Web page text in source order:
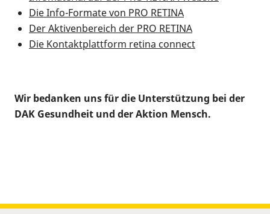
Die Info-Formate von PRO RETINA
Der Aktivenbereich der PRO RETINA
Die Kontaktplattform retina connect
Wir bedanken uns für die Unterstützung bei der
DAK Gesundheit und der Aktion Mensch.